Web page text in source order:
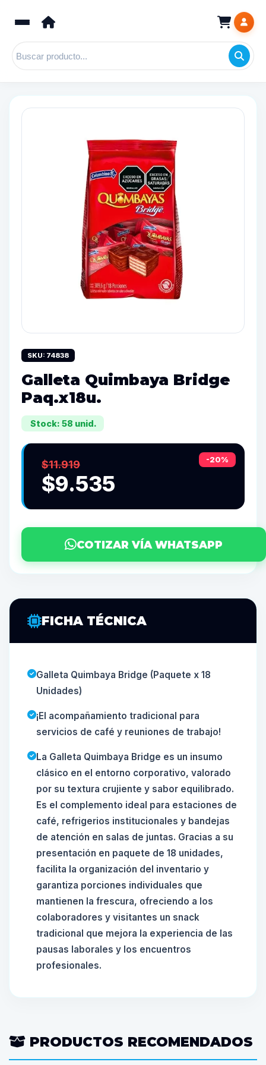
SKU: 74838
Galleta Quimbaya Bridge
Paq.x18u.
Stock: 58 unid.
-20%
$11.919
$9.535
COTIZAR VÍA WHATSAPP
FICHA TÉCNICA
Galleta Quimbaya Bridge (Paquete x 18
Unidades)
¡El acompañamiento tradicional para
servicios de café y reuniones de trabajo!
La Galleta Quimbaya Bridge es un insumo
clásico en el entorno corporativo, valorado
por su textura crujiente y sabor equilibrado.
Es el complemento ideal para estaciones de
café, refrigerios institucionales y bandejas
de atención en salas de juntas. Gracias a su
presentación en paquete de 18 unidades,
facilita la organización del inventario y
garantiza porciones individuales que
mantienen la frescura, ofreciendo a los
colaboradores y visitantes un snack
tradicional que mejora la experiencia de las
pausas laborales y los encuentros
profesionales.
PRODUCTOS RECOMENDADOS